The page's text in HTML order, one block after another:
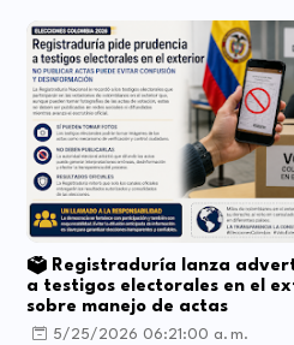
🗳️ Registraduría lanza
a testigos electorales en el
sobre manejo de actas
5/25/2026 06:21:00 a. m.